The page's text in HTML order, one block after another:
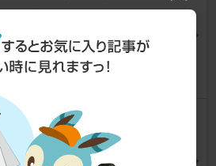
10
MITCHELL&KING RORY
Q5 スポーツバック [FY]
NOWWさん